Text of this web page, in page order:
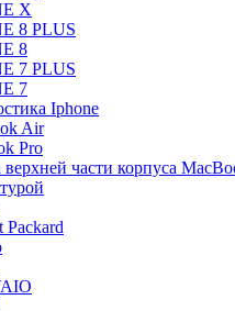
X
8 PLUS
8
7 PLUS
7
Iphone
Air
Pro
верхней части корпуса
Packard